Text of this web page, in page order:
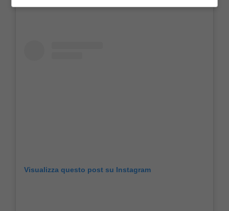
Visualizza questo post su Instagram